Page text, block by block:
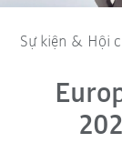
Sự kiện & Hội